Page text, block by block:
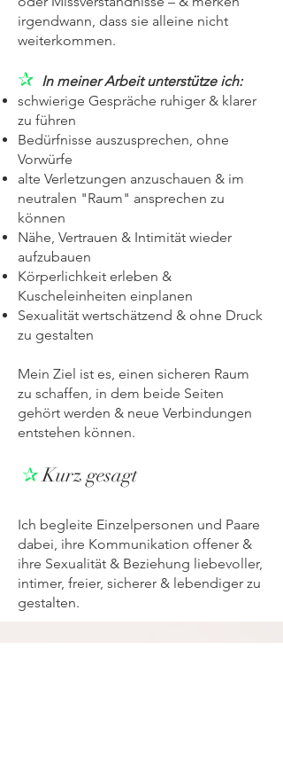
irgendwann, dass sie alleine nicht
weiterkommen.
✰ In meiner Arbeit unterstütze ich:
schwierige Gespräche ruhiger & klarer
zu führen
Bedürfnisse auszusprechen, ohne
Vorwürfe
alte Verletzungen anzuschauen & im
neutralen "Raum" ansprechen zu
können
Nähe, Vertrauen & Intimität wieder
aufzubauen
Körperlichkeit erleben &
Kuscheleinheiten einplanen
Sexualität wertschätzend & ohne Druck
zu gestalten
Mein Ziel ist es, einen sicheren Raum
zu schaffen, in dem beide Seiten
gehört werden & neue Verbindungen
entstehen können.
✰Kurz gesagt
Ich begleite Einzelpersonen und Paare
dabei, ihre Kommunikation offener &
ihre Sexualität & Beziehung liebevoller,
intimer, freier, sicherer & lebendiger zu
gestalten.